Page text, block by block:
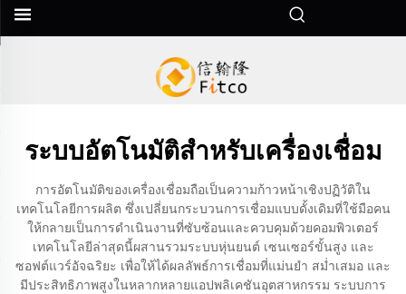
ระบบอัตโนมัติสำหรับเครื่องเชื่อม
การอัตโนมัติของเครื่องเชื่อมถือเป็นความก้าวหน้าเชิงปฏิวัติใน
เทคโนโลยีการผลิต ซึ่งเปลี่ยนกระบวนการเชื่อมแบบดั้งเดิมที่ใช้มือคน
ให้กลายเป็นการดำเนินงานที่ซับซ้อนและควบคุมด้วยคอมพิวเตอร์
เทคโนโลยีล่าสุดนี้ผสานรวมระบบหุ่นยนต์ เซนเซอร์ขั้นสูง และ
ซอฟต์แวร์อัจฉริยะ เพื่อให้ได้ผลลัพธ์การเชื่อมที่แม่นยำ สม่ำเสมอ และ
มีประสิทธิภาพสูงในหลากหลายแอปพลิเคชันอุตสาหกรรม ระบบการ